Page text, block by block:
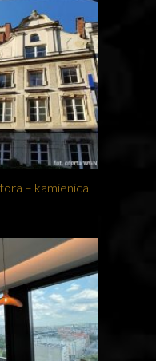
– kamienica